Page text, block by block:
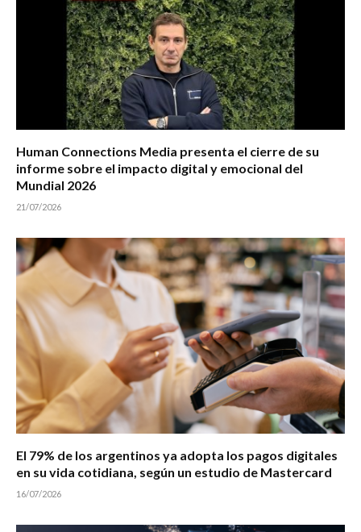
Human Connections Media presenta el cierre de su
informe sobre el impacto digital y emocional del
Mundial 2026
21/07/2026
El 79% de los argentinos ya adopta los pagos digitales
en su vida cotidiana, según un estudio de Mastercard
16/07/2026